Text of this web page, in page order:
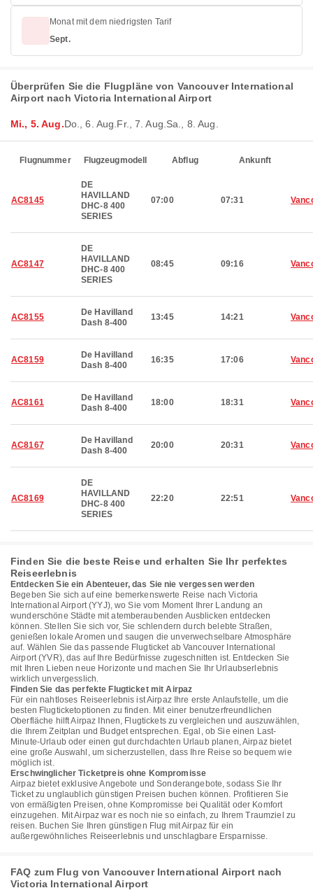
Monat mit dem niedrigsten Tarif
Sept.
Überprüfen Sie die Flugpläne von Vancouver International
Airport nach Victoria International Airport
Mi., 5. Aug.Do., 6. Aug. Fr., 7. Aug. Sa., 8. Aug.
Flugnummer Flugzeugmodell Abflug Ankunft
AC8145
DE
HAVILLAND
DHC-8 400
SERIES
07:00 07:31
AC8147
DE
HAVILLAND
DHC-8 400
SERIES
08:45 09:16
AC8155
De Havilland
Dash 8-400
13:45 14:21
AC8159
De Havilland
Dash 8-400
16:35 17:06
AC8161
De Havilland
Dash 8-400
18:00 18:31
AC8167
De Havilland
Dash 8-400
20:00 20:31
AC8169
DE
HAVILLAND
DHC-8 400
SERIES
22:20 22:51
Finden Sie die beste Reise und erhalten Sie Ihr perfektes
Reiseerlebnis
Entdecken Sie ein Abenteuer, das Sie nie vergessen werden
Begeben Sie sich auf eine bemerkenswerte Reise nach Victoria
International Airport (YYJ), wo Sie vom Moment Ihrer Landung an
wunderschöne Städte mit atemberaubenden Ausblicken entdecken
können. Stellen Sie sich vor, Sie schlendern durch belebte Straßen,
genießen lokale Aromen und saugen die unverwechselbare Atmosphäre
auf. Wählen Sie das passende Flugticket ab Vancouver International
Airport (YVR), das auf Ihre Bedürfnisse zugeschnitten ist. Entdecken Sie
mit Ihren Lieben neue Horizonte und machen Sie Ihr Urlaubserlebnis
wirklich unvergesslich.
Finden Sie das perfekte Flugticket mit Airpaz
Für ein nahtloses Reiseerlebnis ist Airpaz Ihre erste Anlaufstelle, um die
besten Flugticketoptionen zu finden. Mit einer benutzerfreundlichen
Oberfläche hilft Airpaz Ihnen, Flugtickets zu vergleichen und auszuwählen,
die Ihrem Zeitplan und Budget entsprechen. Egal, ob Sie einen Last-
Minute-Urlaub oder einen gut durchdachten Urlaub planen, Airpaz bietet
eine große Auswahl, um sicherzustellen, dass Ihre Reise so bequem wie
möglich ist.
Erschwinglicher Ticketpreis ohne Kompromisse
Airpaz bietet exklusive Angebote und Sonderangebote, sodass Sie Ihr
Ticket zu unglaublich günstigen Preisen buchen können. Profitieren Sie
von ermäßigten Preisen, ohne Kompromisse bei Qualität oder Komfort
einzugehen. Mit Airpaz war es noch nie so einfach, zu Ihrem Traumziel zu
reisen. Buchen Sie Ihren günstigen Flug mit Airpaz für ein
außergewöhnliches Reiseerlebnis und unschlagbare Ersparnisse.
FAQ zum Flug von Vancouver International Airport nach
Victoria International Airport